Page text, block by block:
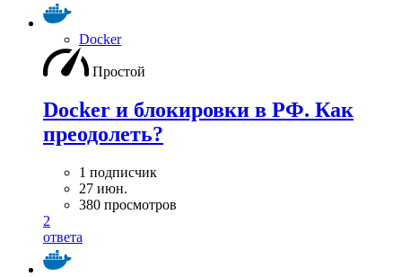
Docker
Простой
Docker и блокировки в РФ. Как
преодолеть?
1 подписчик
27 июн.
380 просмотров
2
ответа